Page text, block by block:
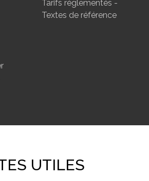
Tarifs réglementés -
Textes de référence
UTILES